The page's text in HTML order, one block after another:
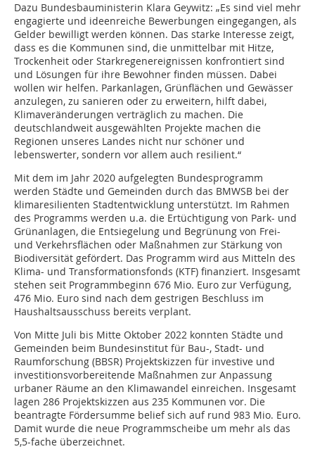
Dazu Bundesbauministerin Klara Geywitz: „Es sind viel mehr
engagierte und ideenreiche Bewerbungen eingegangen, als
Gelder bewilligt werden können. Das starke Interesse zeigt,
dass es die Kommunen sind, die unmittelbar mit Hitze,
Trockenheit oder Starkregenereignissen konfrontiert sind
und Lösungen für ihre Bewohner finden müssen. Dabei
wollen wir helfen. Parkanlagen, Grünflächen und Gewässer
anzulegen, zu sanieren oder zu erweitern, hilft dabei,
Klimaveränderungen verträglich zu machen. Die
deutschlandweit ausgewählten Projekte machen die
Regionen unseres Landes nicht nur schöner und
lebenswerter, sondern vor allem auch resilient.“
Mit dem im Jahr 2020 aufgelegten Bundesprogramm
werden Städte und Gemeinden durch das BMWSB bei der
klimaresilienten Stadtentwicklung unterstützt. Im Rahmen
des Programms werden u.a. die Ertüchtigung von Park- und
Grünanlagen, die Entsiegelung und Begrünung von Frei-
und Verkehrsflächen oder Maßnahmen zur Stärkung von
Biodiversität gefördert. Das Programm wird aus Mitteln des
Klima- und Transformationsfonds (KTF) finanziert. Insgesamt
stehen seit Programmbeginn 676 Mio. Euro zur Verfügung,
476 Mio. Euro sind nach dem gestrigen Beschluss im
Haushaltsausschuss bereits verplant.
Von Mitte Juli bis Mitte Oktober 2022 konnten Städte und
Gemeinden beim Bundesinstitut für Bau-, Stadt- und
Raumforschung (BBSR) Projektskizzen für investive und
investitionsvorbereitende Maßnahmen zur Anpassung
urbaner Räume an den Klimawandel einreichen. Insgesamt
lagen 286 Projektskizzen aus 235 Kommunen vor. Die
beantragte Fördersumme belief sich auf rund 983 Mio. Euro.
Damit wurde die neue Programmscheibe um mehr als das
5,5-fache überzeichnet.